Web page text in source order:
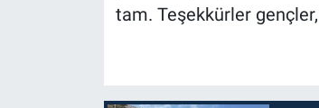
tam. Teşekkürler gençler,